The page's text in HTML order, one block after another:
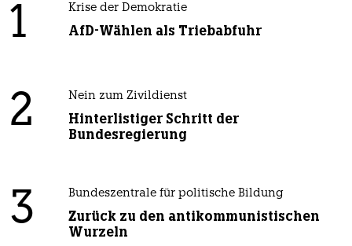
1 Krise der Demokratie
AfD-Wählen als Triebabfuhr
2 Nein zum Zivildienst
Hinterlistiger Schritt der
Bundesregierung
3 Bundeszentrale für politische Bildung
Zurück zu den antikommunistischen
Wurzeln